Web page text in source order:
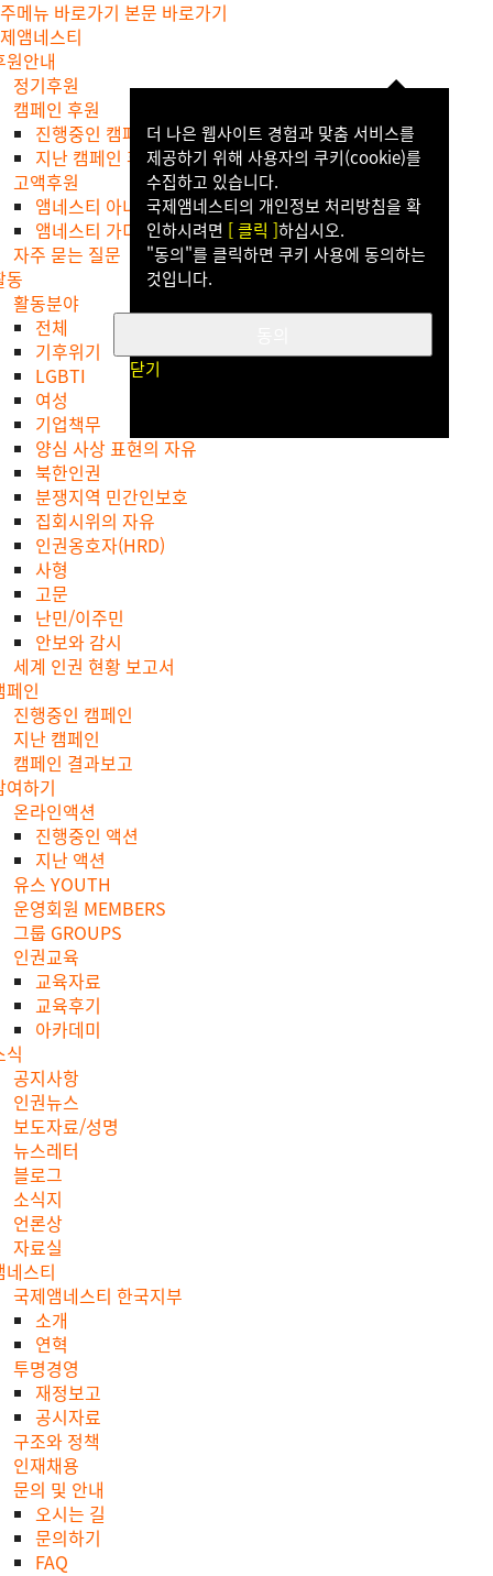
주메뉴 바로가기 본문 바로가기
앰네스티
원안내
정기후원
캠페인 후원
진행중인 캠페인 후원
지난 캠페인 후원
고액후원
앰네스티 아너스 클럽
앰네스티 가디언스 클럽
자주 묻는 질문
동
활동분야
전체
기후위기
LGBTI
여성
기업책무
양심 사상 표현의 자유
북한인권
분쟁지역 민간인보호
집회시위의 자유
인권옹호자(HRD)
사형
고문
난민/이주민
안보와 감시
세계 인권 현황 보고서
페인
진행중인 캠페인
지난 캠페인
캠페인 결과보고
여하기
온라인액션
진행중인 액션
지난 액션
유스 YOUTH
운영회원 MEMBERS
그룹 GROUPS
인권교육
교육자료
교육후기
아카데미
식
공지사항
인권뉴스
보도자료/성명
뉴스레터
블로그
소식지
언론상
자료실
네스티
국제앰네스티 한국지부
소개
연혁
투명경영
재정보고
공시자료
구조와 정책
인재채용
문의 및 안내
오시는 길
문의하기
FAQ
더 나은 웹사이트 경험과 맞춤 서비스를
제공하기 위해 사용자의 쿠키(cookie)를
수집하고 있습니다.
국제앰네스티의 개인정보 처리방침을 확
인하시려면 [ 클릭 ]하십시오.
"동의"를 클릭하면 쿠키 사용에 동의하는
것입니다.
닫기